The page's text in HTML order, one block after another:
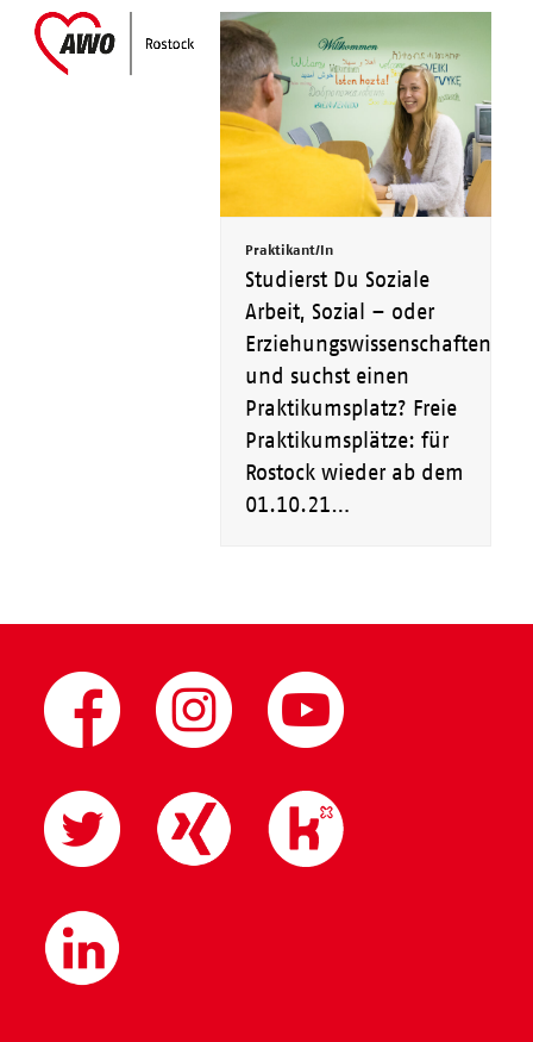
content
Open
mobile
menu
Close
mobile
menu
Praktikant/In
Studierst Du Soziale
Arbeit, Sozial – oder
Erziehungswissenschaften
und suchst einen
Praktikumsplatz? Freie
Praktikumsplätze: für
Rostock wieder ab dem
01.10.21…